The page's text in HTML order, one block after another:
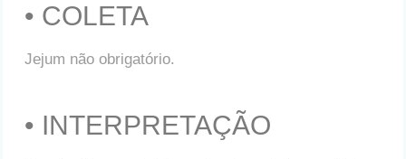
• COLETA
Jejum não obrigatório.
• INTERPRETAÇÃO